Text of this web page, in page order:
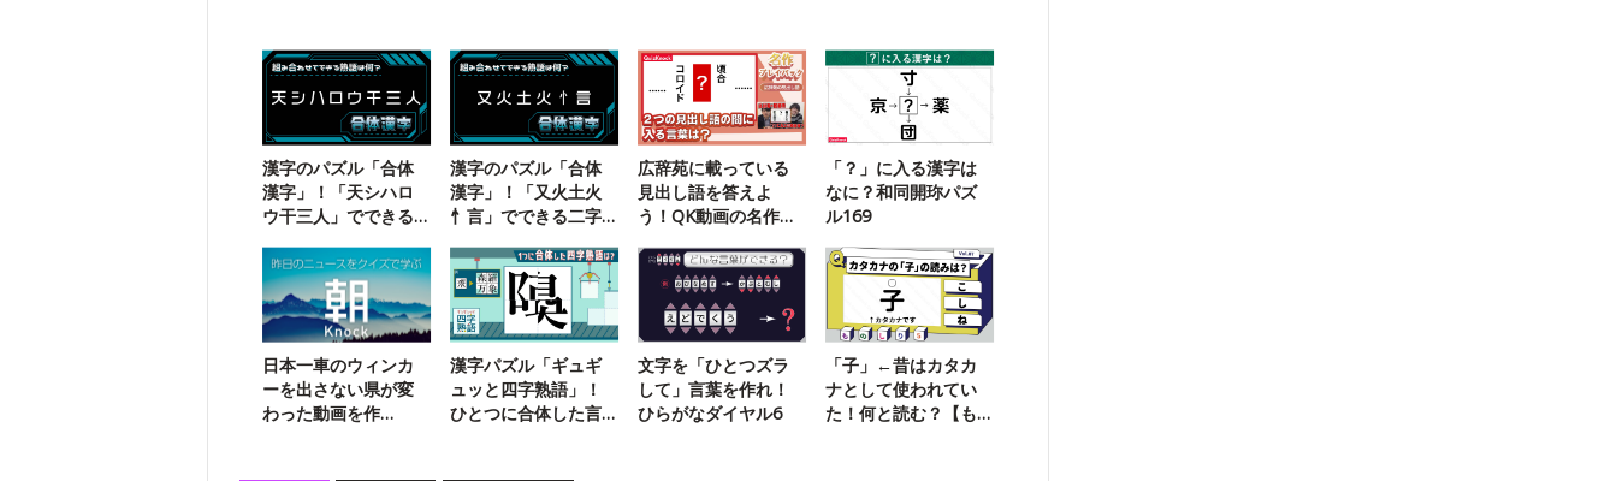
漢字のパズル「合体
漢字」！「天シハロ
ウ干三人」でできる
漢字のパズル「合体
漢字」！「又火土火
忄言」でできる二字
広辞苑に載っている
見出し語を答えよ
う！QK動画の名作ク
「？」に入る漢字は
なに？和同開珎パズ
ル169
日本一車のウィンカ
ーを出さない県が変
わった動画を作
漢字パズル「ギュギ
ュッと四字熟語」！
ひとつに合体した言
文字を「ひとつズラ
して」言葉を作れ！
ひらがなダイヤル6
「子」←昔はカタカ
ナとして使われてい
た！何と読む？【も